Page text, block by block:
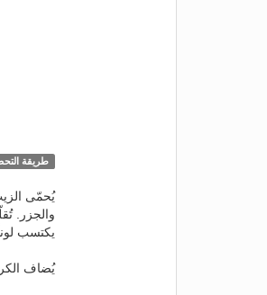
طريقة
يكتسب لوناً
يُضاف